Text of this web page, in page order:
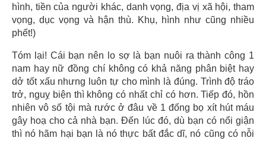
hình, tiền của người khác, danh vọng, địa vị xã hội, tham
vọng, dục vọng và hận thù. Khụ, hình như cũng nhiều
phết!)
Tóm lại! Cái bạn nên lo sợ là bạn nuôi ra thành công 1
nam hay nữ đồng chí không có khả năng phân biệt hay
dở tốt xấu nhưng luôn tự cho mình là đúng. Trình độ tráo
trở, nguỵ biện thì không có nhất chỉ có hơn. Tiếp đó, hồn
nhiên vô số tội mà rước ở đâu về 1 đống bọ xít hút máu
gây hoạ cho cả nhà bạn. Đến lúc đó, dù bạn có nổi giận
thì nó hãm hại bạn là nó thực bất đắc dĩ, nó cũng có nỗi